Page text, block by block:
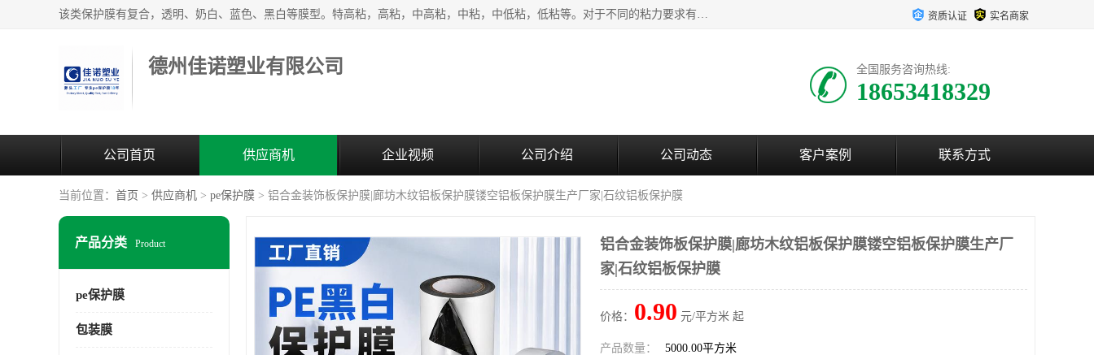
该类保护膜有复合，透明、奶白、蓝色、黑白等膜型。特高粘，高粘，中高粘，中粘，中低粘，低粘等。对于不同的粘力要求有相应的产品相适配。无胶渍残留污染。在较宽的收卷幅度下平整无皱纹，收卷长度大，利于机械化及自动化施工粘贴。为您的产品提供的表面保护解决方案。 产品广泛适用于：铝材、不锈钢、金属、塑料、电子、家电、家具、玻璃、化工材料、装饰材料等。 资质认证 实名商家
德州佳诺塑业有限公司 全国服务咨询热线:
18653418329
公司首页 供应商机 企业视频 公司介绍 公司动态 客户案例 联系方式
当前位置： 首页 > 供应商机 > pe保护膜 > 铝合金装饰板保护膜|廊坊木纹铝板保护膜镂空铝板保护膜生产厂家|石纹铝板保护膜
产品分类 Product
pe保护膜
包装膜
铝合金装饰板保护膜|廊坊木纹铝板保护膜镂空铝板保护膜生产厂
家|石纹铝板保护膜
价格： 0.90 元/平方米 起
产品数量： 5000.00平方米